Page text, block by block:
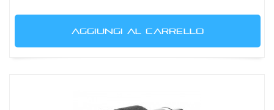
AGGIUNGI AL CARRELLO